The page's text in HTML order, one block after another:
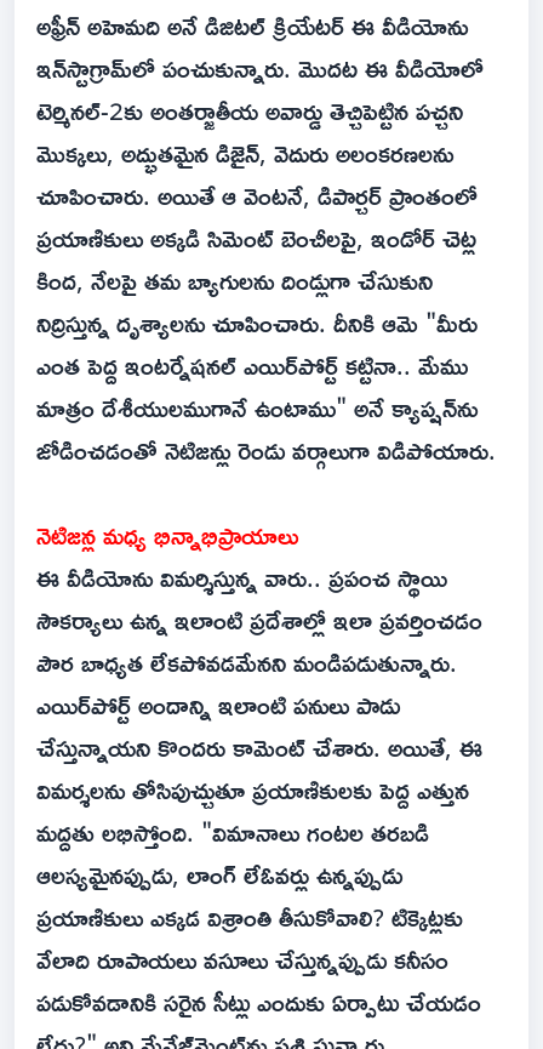
అఫ్రీన్ అహెమది అనే డిజిటల్ క్రియేటర్ ఈ వీడియోను
ఇన్‌స్టాగ్రామ్‌లో పంచుకున్నారు. మొదట ఈ వీడియోలో
టెర్మినల్-2కు అంతర్జాతీయ అవార్డు తెచ్చిపెట్టిన పచ్చని
మొక్కలు, అద్భుతమైన డిజైన్, వెదురు అలంకరణలను
చూపించారు. అయితే ఆ వెంటనే, డిపార్చర్ ప్రాంతంలో
ప్రయాణికులు అక్కడి సిమెంట్ బెంచీలపై, ఇండోర్ చెట్ల
కింద, నేలపై తమ బ్యాగులను దిండ్లుగా చేసుకుని
నిద్రిస్తున్న దృశ్యాలను చూపించారు. దీనికి ఆమె "మీరు
ఎంత పెద్ద ఇంటర్నేషనల్ ఎయిర్‌పోర్ట్ కట్టినా.. మేము
మాత్రం దేశీయులముగానే ఉంటాము" అనే క్యాప్షన్‌ను
జోడించడంతో నెటిజన్లు రెండు వర్గాలుగా విడిపోయారు.
నెటిజన్ల మధ్య భిన్నాభిప్రాయాలు
ఈ వీడియోను విమర్శిస్తున్న వారు.. ప్రపంచ స్థాయి
సౌకర్యాలు ఉన్న ఇలాంటి ప్రదేశాల్లో ఇలా ప్రవర్తించడం
పౌర బాధ్యత లేకపోవడమేనని మండిపడుతున్నారు.
ఎయిర్‌పోర్ట్ అందాన్ని ఇలాంటి పనులు పాడు
చేస్తున్నాయని కొందరు కామెంట్ చేశారు. అయితే, ఈ
విమర్శలను తోసిపుచ్చుతూ ప్రయాణికులకు పెద్ద ఎత్తున
మద్దతు లభిస్తోంది. "విమానాలు గంటల తరబడి
ఆలస్యమైనప్పుడు, లాంగ్ లేఓవర్లు ఉన్నప్పుడు
ప్రయాణికులు ఎక్కడ విశ్రాంతి తీసుకోవాలి? టిక్కెట్లకు
వేలాది రూపాయలు వసూలు చేస్తున్నప్పుడు కనీసం
పడుకోవడానికి సరైన సీట్లు ఎందుకు ఏర్పాటు చేయడం